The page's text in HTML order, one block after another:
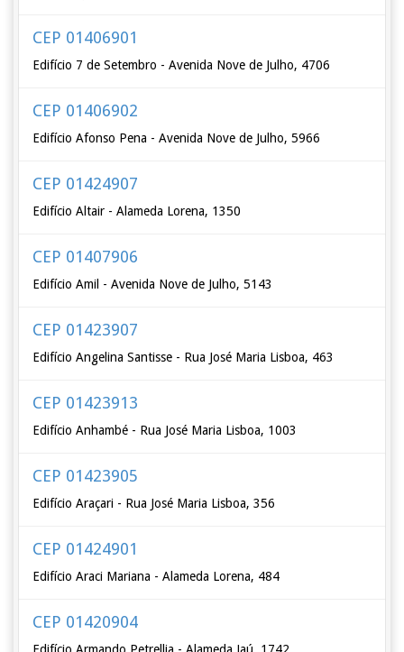
CEP 01406901
Edifício 7 de Setembro - Avenida Nove de Julho, 4706
CEP 01406902
Edifício Afonso Pena - Avenida Nove de Julho, 5966
CEP 01424907
Edifício Altair - Alameda Lorena, 1350
CEP 01407906
Edifício Amil - Avenida Nove de Julho, 5143
CEP 01423907
Edifício Angelina Santisse - Rua José Maria Lisboa, 463
CEP 01423913
Edifício Anhambé - Rua José Maria Lisboa, 1003
CEP 01423905
Edifício Araçari - Rua José Maria Lisboa, 356
CEP 01424901
Edifício Araci Mariana - Alameda Lorena, 484
CEP 01420904